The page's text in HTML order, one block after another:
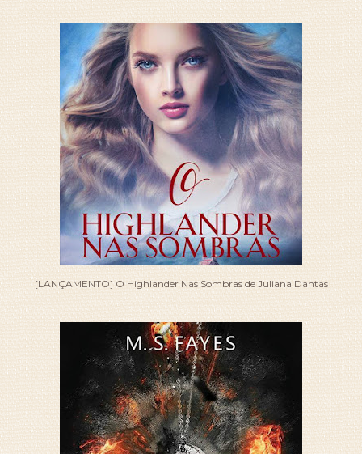
[LANÇAMENTO] O Highlander Nas Sombras de Juliana Dantas